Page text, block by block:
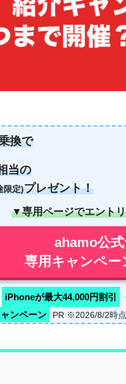
換で
当の
限定)プレゼント！
▼専用ページでエント
ahamo公
専用キャンペー
iPhoneが最大44,000円割引
ンペーン PR ※2026/8/2時